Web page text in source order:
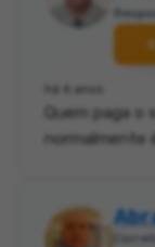
há 6 anos
Quem paga
normalmente